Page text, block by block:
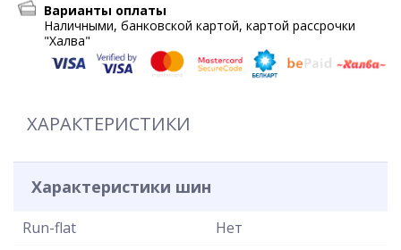
Варианты оплаты
Наличными, банковской картой, картой рассрочки
"Халва"
ХАРАКТЕРИСТИКИ
Характеристики шин
Run-flat
Нет